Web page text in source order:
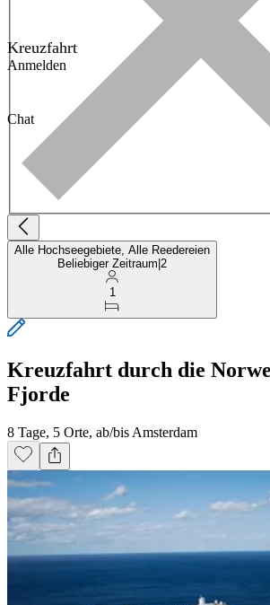
Kreuzfahrt
Anmelden
Chat
Alle Hochseegebiete, Alle Reedereien
Beliebiger Zeitraum 2
1
Kreuzfahrt durch die
Fjorde
8 Tage, 5 Orte, ab/bis Amsterdam